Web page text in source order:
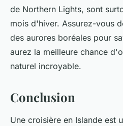
de Northern Lights, sont
mois d'hiver. Assurez-vous
des aurores boréales pour
aurez la meilleure chance
naturel incroyable.
Conclusion
Une croisière en Islande est